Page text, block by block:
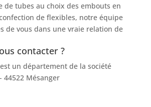
de tubes au choix des embouts en
de flexibles, notre équipe
de vous dans une vraie relation de
contacter ?
un département de la société
44522 Mésanger